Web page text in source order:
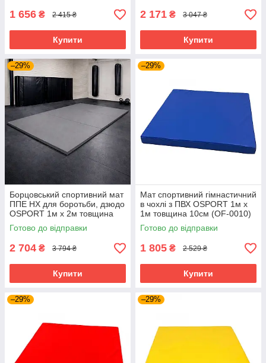
1 656 ₴ 2 415 ₴
Купити
2 171 ₴ 3 047 ₴
Купити
–29%
Борцовський спортивний мат
ППЕ НХ для боротьби, дзюдо
OSPORT 1м х 2м товщина
5см (FI-0002-50)
Готово до відправки
2 704 ₴ 3 794 ₴
Купити
–29%
Мат спортивний гімнастичний
в чохлі з ПВХ OSPORT 1м х
1м товщина 10см (OF-0010)
Синій
Готово до відправки
1 805 ₴ 2 529 ₴
Купити
–29% –29%